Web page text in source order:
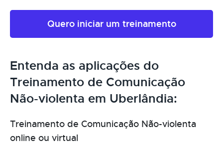
Quero iniciar um treinamento
Entenda as aplicações do
Treinamento de Comunicação
Não-violenta em Uberlândia:
Treinamento de Comunicação Não-violenta
online ou virtual